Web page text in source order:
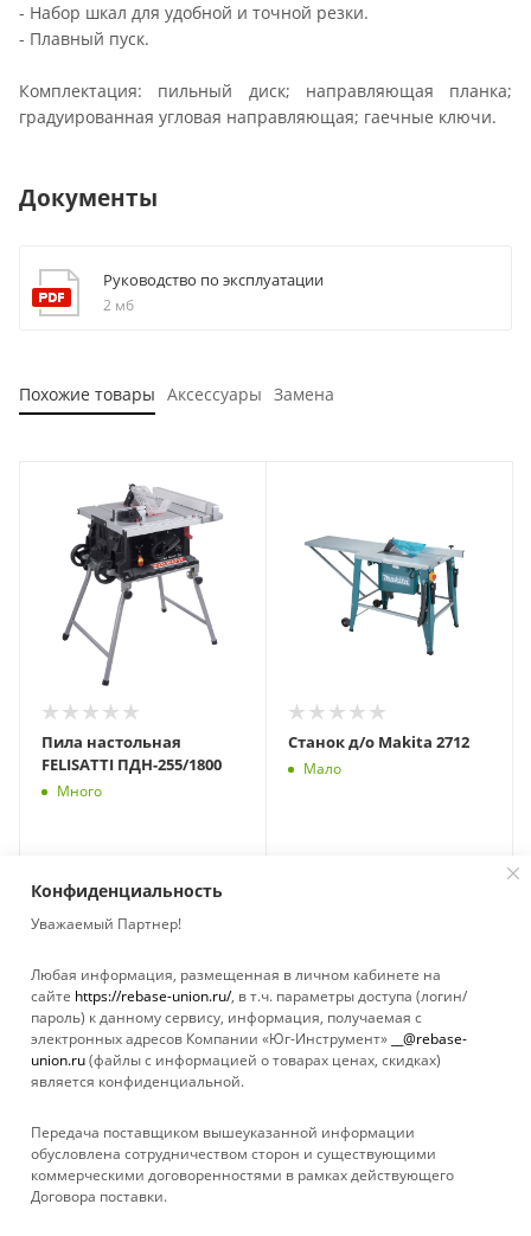
- Набор шкал для удобной и точной резки.
- Плавный пуск.
Комплектация: пильный диск; направляющая планка;
градуированная угловая направляющая; гаечные ключи.
Документы
Руководство по эксплуатации
2 мб
Похожие товары Аксессуары Замена
Пила настольная
FELISATTI ПДН-255/1800
Много
Станок д/о Makita 2712
Мало
Конфиденциальность
Уважаемый Партнер!
Любая информация, размещенная в личном кабинете на
сайте https://rebase-union.ru/, в т.ч. параметры доступа (логин/
пароль) к данному сервису, информация, получаемая с
электронных адресов Компании «Юг-Инструмент»
__@rebase-
union.ru(файлы с информацией о товарах ценах, скидках)
является конфиденциальной.
Передача поставщиком вышеуказанной информации
обусловлена сотрудничеством сторон и существующими
коммерческими договоренностями в рамках действующего
Договора поставки.